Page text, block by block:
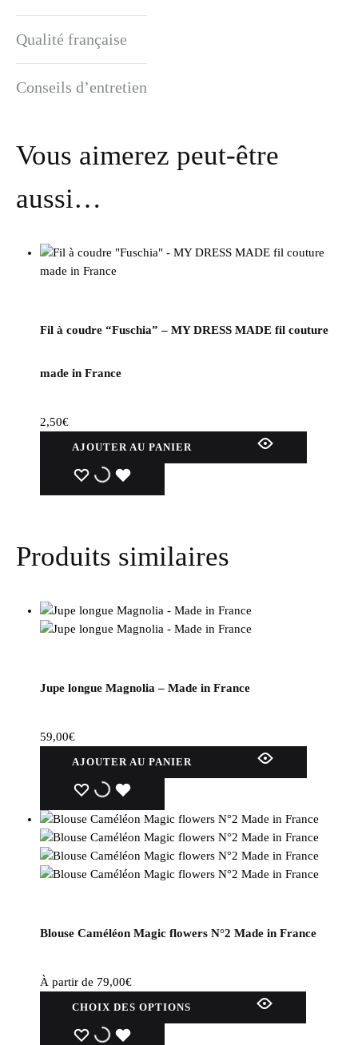
Qualité française
Conseils d’entretien
Vous aimerez peut-être
aussi…
Fil à coudre “Fuschia” – MY DRESS MADE fil couture
made in France
2,50€
AJOUTER AU PANIER
WISHLIST
WISHLIST
Produits similaires
Jupe longue Magnolia – Made in France
59,00€
AJOUTER AU PANIER
WISHLIST
WISHLIST
Blouse Caméléon Magic flowers N°2 Made in France
À partir de 79,00€
CHOIX DES OPTIONS
WISHLIST
WISHLIST